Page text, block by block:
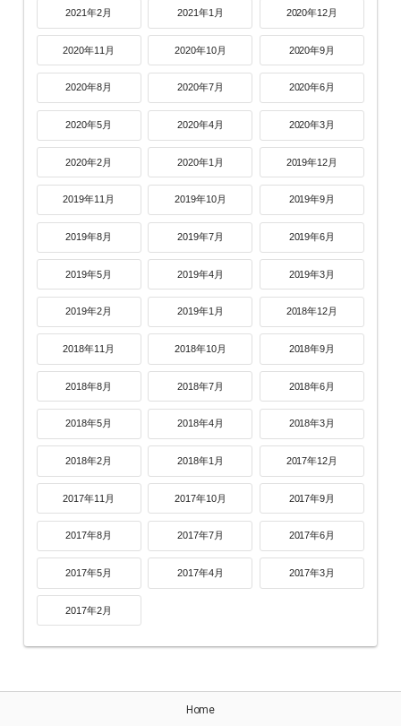
2021年2月 2021年1月 2020年12月
2020年11月 2020年10月 2020年9月
2020年8月 2020年7月 2020年6月
2020年5月 2020年4月 2020年3月
2020年2月 2020年1月 2019年12月
2019年11月 2019年10月 2019年9月
2019年8月 2019年7月 2019年6月
2019年5月 2019年4月 2019年3月
2019年2月 2019年1月 2018年12月
2018年11月 2018年10月 2018年9月
2018年8月 2018年7月 2018年6月
2018年5月 2018年4月 2018年3月
2018年2月 2018年1月 2017年12月
2017年11月 2017年10月 2017年9月
2017年8月 2017年7月 2017年6月
2017年5月 2017年4月 2017年3月
2017年2月
Home